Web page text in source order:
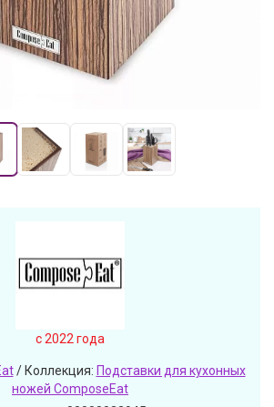
c 2022 года
/ Коллекция: Подставки для кухонных
ножей ComposeEat